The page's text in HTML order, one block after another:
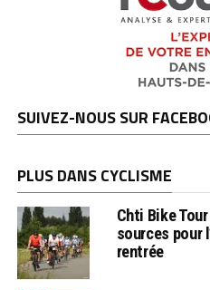
SUIVEZ-NOUS SUR
PLUS DANS CYCLISME
Chti Bike
sources pour
rentrée